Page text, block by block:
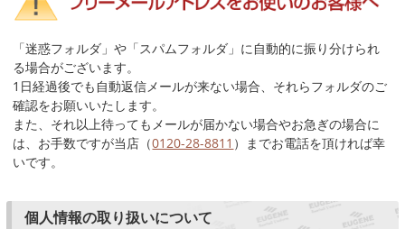
「迷惑フォルダ」や「スパムフォルダ」に自動的に振り分けられ
る場合がございます。
1日経過後でも自動返信メールが来ない場合、それらフォルダのご
確認をお願いいたします。
また、それ以上待ってもメールが届かない場合やお急ぎの場合に
は、お手数ですが当店（0120-28-8811 ）までお電話を頂ければ幸
いです。
個人情報の取り扱いについて